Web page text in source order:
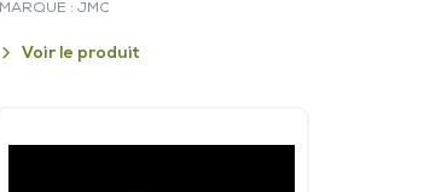
MARQUE : JMC
Voir le produit